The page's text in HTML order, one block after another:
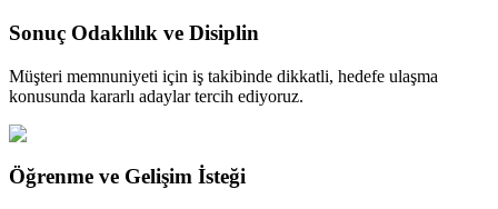
Sonuç Odaklılık ve Disiplin
Müşteri memnuniyeti için iş takibinde dikkatli, hedefe ulaşma
konusunda kararlı adaylar tercih ediyoruz.
Öğrenme ve Gelişim İsteği